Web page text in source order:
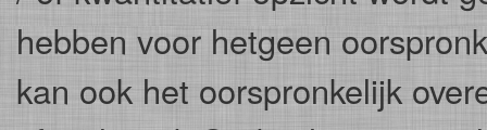
hebben voor hetgeen
kan ook het oorspronkelijk